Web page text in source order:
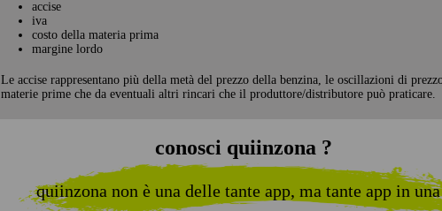
accise
iva
costo della materia prima
margine lordo
Le accise rappresentano più della metà del prezzo della benzina, le oscillazioni di
materie prime che da eventuali altri rincari che il produttore/distributore può praticare.
conosci quiinzona ?
quiinzona non è una delle tante app, ma tante app in